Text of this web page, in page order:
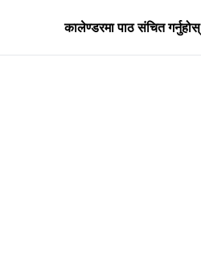
कालेण्डरमा पाठ संचित गर्नुहोस्